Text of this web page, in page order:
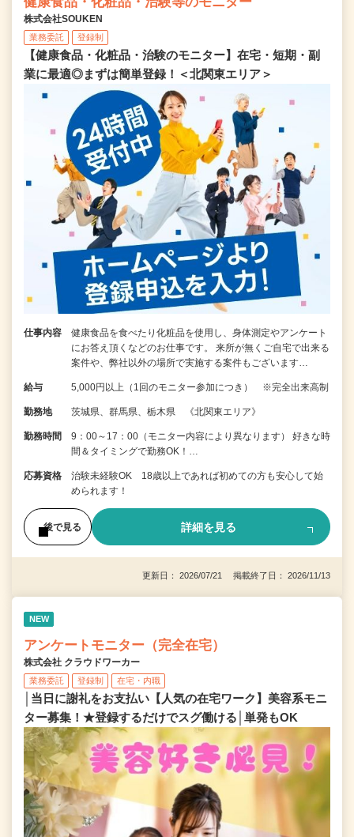
株式会社SOUKEN
業務委託 登録制
【健康食品・化粧品・治験のモニター】在宅・短期・副
業に最適◎まずは簡単登録！＜北関東エリア＞
仕事内容
健康食品を食べたり化粧品を使用し、身体測定やアンケート
にお答え頂くなどのお仕事です。 来所が無くご自宅で出来る
案件や、弊社以外の場所で実施する案件もございます…
給与 5,000円以上（1回のモニター参加につき） ※完全出来高制
勤務地 茨城県、群馬県、栃木県 《北関東エリア》
勤務時間
9：00～17：00（モニター内容により異なります） 好きな時
間＆タイミングで勤務OK！…
応募資格
治験未経験OK 18歳以上であれば初めての方も安心して始
められます！
後で見る 詳細を見る
更新日： 2026/07/21 掲載終了日： 2026/11/13
NEW
アンケートモニター（完全在宅）
株式会社 クラウドワーカー
業務委託 登録制 在宅・内職
│当日に謝礼をお支払い【人気の在宅ワーク】美容系モニ
ター募集！★登録するだけでスグ働ける│単発もOK